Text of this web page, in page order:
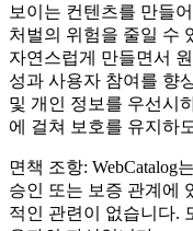
보이는 컨텐츠를 만들
처벌의 위험을 줄일 수
자연스럽게 만들면서
성과 사용자 참여를 향
및 개인 정보를 우선시
에 걸쳐 보호를 유지하
면책 조항: WebCatalog
승인 또는 보증 관계에
적인 관련이 없습니다.